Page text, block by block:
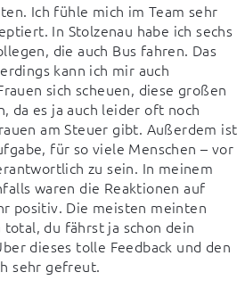
Ich fühle mich im Team sehr
In Stolzenau habe ich sechs
die auch Bus fahren. Das
kann ich mir auch
sich scheuen, diese großen
da es ja auch leider oft noch
am Steuer gibt. Außerdem ist
für so viele Menschen – vor
zu sein. In meinem
waren die Reaktionen auf
positiv. Die meisten meinten
total, du fährst ja schon dein
dieses tolle Feedback und den
sehr gefreut.